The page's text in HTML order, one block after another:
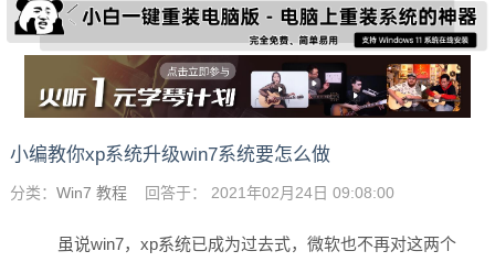
小编教你xp系统升级win7系统要怎么做
分类： Win7 教程 回答于： 2021年02月24日 09:08:00
虽说win7，xp系统已成为过去式，微软也不再对这两个